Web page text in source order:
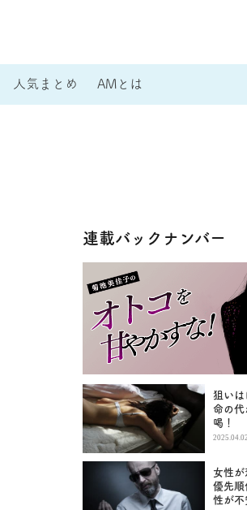
人気まとめ AMとは
連載バックナンバー
狙いは
命の代
喝！
2025.04.02
女性
優先順
性が不